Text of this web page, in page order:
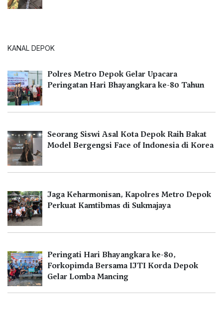
KANAL DEPOK
Polres Metro Depok Gelar Upacara
Peringatan Hari Bhayangkara ke-80 Tahun
Seorang Siswi Asal Kota Depok Raih Bakat
Model Bergengsi Face of Indonesia di Korea
Jaga Keharmonisan, Kapolres Metro Depok
Perkuat Kamtibmas di Sukmajaya
Peringati Hari Bhayangkara ke-80,
Forkopimda Bersama IJTI Korda Depok
Gelar Lomba Mancing